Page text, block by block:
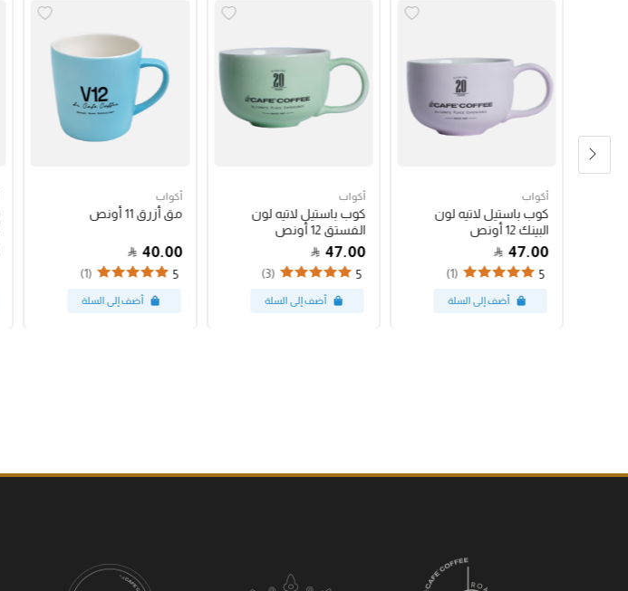
أكواب
كوب باستيل لاتيه لون
البينك 12 أونص
47.00
5
(1)
أكواب
كوب باستيل لاتيه لون
الفستق 12 أونص
47.00
5
(3)
أكواب
مق أزرق 11 أونص
40.00
5
(1)